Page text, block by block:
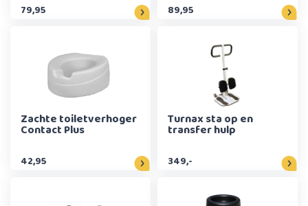
79,95 89,95
Zachte toiletverhoger
Contact Plus
42,95
Turnax sta op en
transfer hulp
349,-